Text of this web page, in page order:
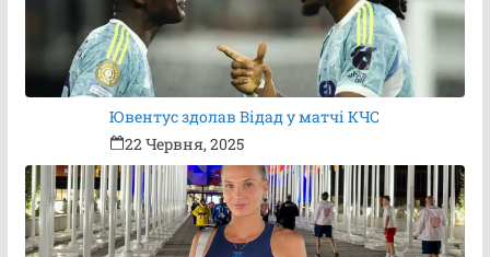
Ювентус здолав Відад у матчі КЧС
22 Червня, 2025